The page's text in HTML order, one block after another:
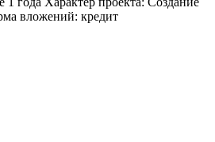
вложений: кредит